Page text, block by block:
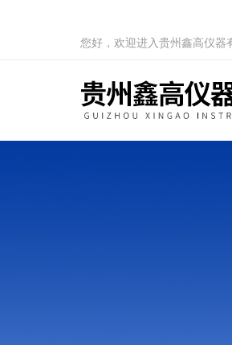
您好，欢迎进入贵州鑫高仪器